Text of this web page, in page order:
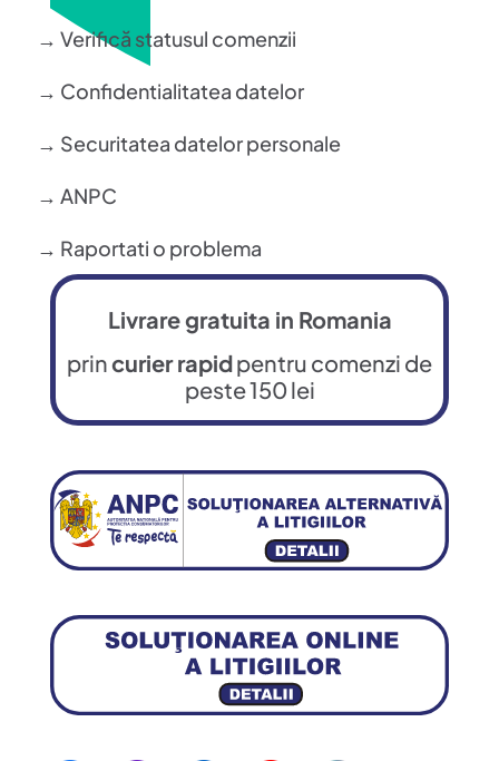
→ Verifică statusul comenzii
→ Confidentialitatea datelor
→ Securitatea datelor personale
→ ANPC
→ Raportati o problema
Livrare gratuita in Romania
princurier rapidpentru comenzi de
peste 150 lei